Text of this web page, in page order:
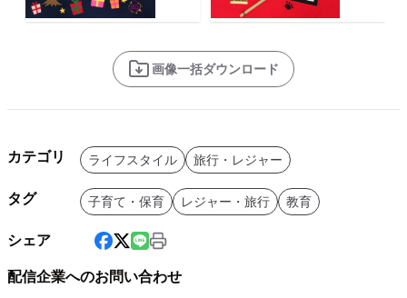
画像一括ダウンロード
カテゴリ ライフスタイル 旅行・レジャー
タグ 子育て・保育 レジャー・旅行 教育
シェア
配信企業へのお問い合わせ